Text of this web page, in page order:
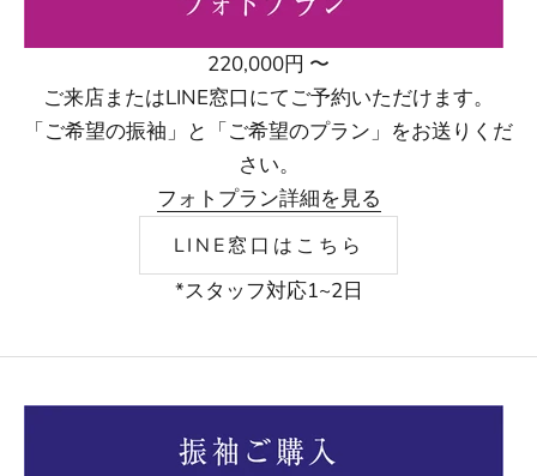
220,000円 〜
ご来店またはLINE窓口にてご予約いただけます。
「ご希望の振袖」と「ご希望のプラン」をお送りくだ
さい。
フォトプラン詳細を見る
LINE窓口はこちら
*スタッフ対応1~2日